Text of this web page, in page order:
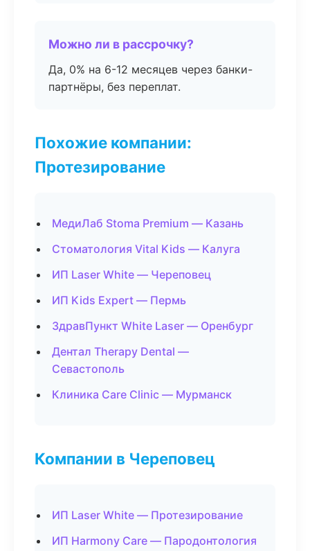
Можно ли в рассрочку?
Да, 0% на 6-12 месяцев через банки-
партнёры, без переплат.
Похожие компании:
Протезирование
МедиЛаб Stoma Premium — Казань
Стоматология Vital Kids — Калуга
ИП Laser White — Череповец
ИП Kids Expert — Пермь
ЗдравПункт White Laser — Оренбург
Дентал Therapy Dental —
Севастополь
Клиника Care Clinic — Мурманск
Компании в Череповец
ИП Laser White — Протезирование
ИП Harmony Care — Пародонтология